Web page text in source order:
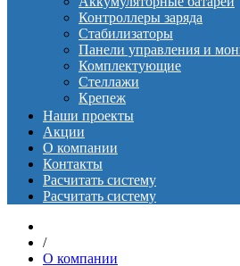
Контроллеры заряда
Стабилизаторы
Панели управления и
Комплектующие
Стеллажи
Крепеж
Наши проекты
Акции
О компании
Контакты
Расчитать систему
Расчитать систему
/
О компании